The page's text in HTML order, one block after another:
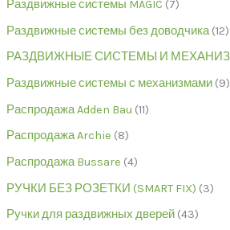
Раздвижные системы MAGIC 7
Раздвижные системы без доводчика 12
РАЗДВИЖНЫЕ СИСТЕМЫ И
Раздвижные системы с механизмами 9
Распродажа Adden Bau 11
Распродажа Archie 8
Распродажа Bussare 4
РУЧКИ БЕЗ РОЗЕТКИ (SMART FIX) 3
Ручки для раздвижных дверей 43